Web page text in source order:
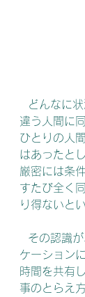
どんなに状
違う人間に
ひとりの人
はあったと
厳密には条
すたび全く
り得ないと
その認識が
ケーション
時間を共有
事のとらえ